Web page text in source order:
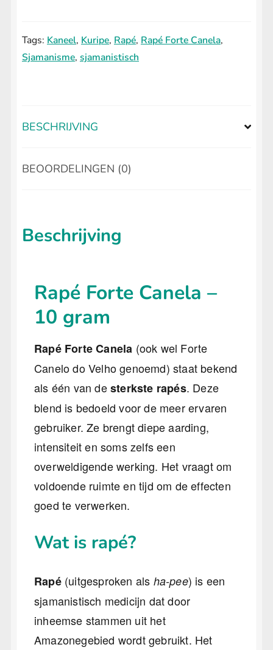
Tags: Kaneel, Kuripe, Rapé, Rapé Forte Canela,
Sjamanisme, sjamanistisch
BESCHRIJVING
BEOORDELINGEN (0)
Beschrijving
Rapé Forte Canela –
10 gram
Rapé Forte Canela (ook wel Forte
Canelo do Velho genoemd) staat bekend
als één van desterkste rapés. Deze
blend is bedoeld voor de meer ervaren
gebruiker. Ze brengt diepe aarding,
intensiteit en soms zelfs een
overweldigende werking. Het vraagt om
voldoende ruimte en tijd om de effecten
goed te verwerken.
Wat is rapé?
Rapé(uitgesproken als ha-pee) is een
sjamanistisch medicijn dat door
inheemse stammen uit het
Amazonegebied wordt gebruikt. Het